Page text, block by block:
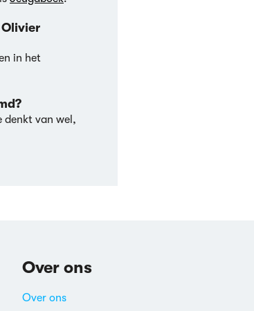
Olivier
in het
denkt van wel,
Over ons
Over ons